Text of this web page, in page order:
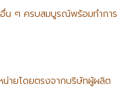
น ๆ ครบสมบูรณ์พร้อมทำการ
น่ายโดยตรงจากบริษัทผู้ผลิต